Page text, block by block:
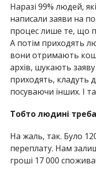
Наразі 99% людей,
написали заяви на
процес лише те, що
А потім приходять
вони отримають
архів, шукають
приходять, кладуть
посуваючи інших. І
Тобто людині
На жаль, так. Було
переплату. Нам
гроші 17 000